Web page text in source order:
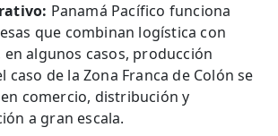
Panamá Pacífico funciona
que combinan logística con
en algunos casos, producción
caso de la Zona Franca de Colón se
comercio, distribución y
a gran escala.